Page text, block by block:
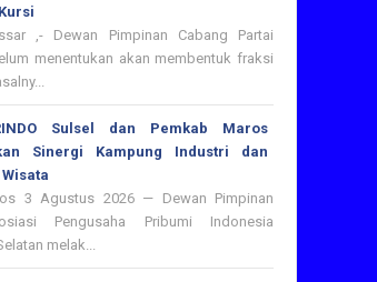
,- Dewan Pimpinan Cabang Partai
menentukan akan membentuk fraksi
Sulsel dan Pemkab Maros
Sinergi Kampung Industri dan
3 Agustus 2026 — Dewan Pimpinan
Pengusaha Pribumi Indonesia
melak...